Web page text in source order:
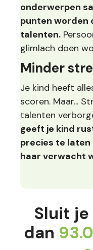
onderwerpen
punten worden
talenten.
glimlach doen
Minder
Je kind heeft
scoren. Maar...
talenten
geeft je kind
precies te laten
haar verwacht
Sluit
dan